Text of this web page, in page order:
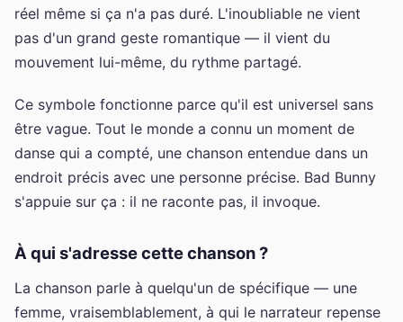
réel même si ça n'a pas duré. L'inoubliable ne vient
pas d'un grand geste romantique — il vient du
mouvement lui-même, du rythme partagé.
Ce symbole fonctionne parce qu'il est universel sans
être vague. Tout le monde a connu un moment de
danse qui a compté, une chanson entendue dans un
endroit précis avec une personne précise. Bad Bunny
s'appuie sur ça : il ne raconte pas, il invoque.
À qui s'adresse cette chanson ?
La chanson parle à quelqu'un de spécifique — une
femme, vraisemblablement, à qui le narrateur repense